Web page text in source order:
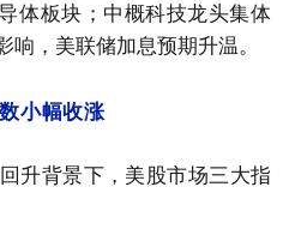
体板块；中概科技龙头集体
响，美联储加息预期升温。
小幅收涨
升背景下，美股市场三大指